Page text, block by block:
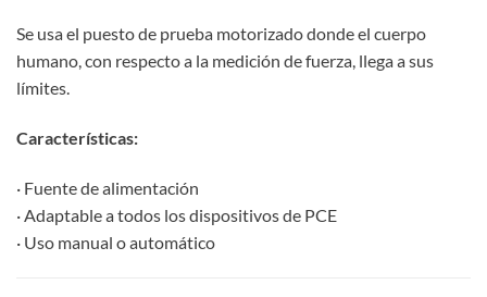
Se usa el puesto de prueba motorizado donde el cuerpo
humano, con respecto a la medición de fuerza, llega a sus
límites.
Características:
· Fuente de alimentación
· Adaptable a todos los dispositivos de PCE
· Uso manual o automático